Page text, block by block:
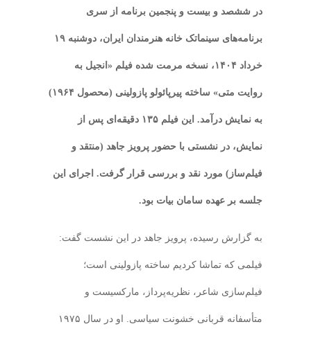
در ششصد و بیست و پنجمین برنامه از سری
برنامه‌های سینماتک خانه هنرمندان ایران، دوشنبه ۱۹
خرداد ۱۴۰۴، نسخه مرمت‌ شده فیلم «انجیل به
روایت متی» ساخته پیرپائولو پازولینی (محصول ۱۹۶۴)
به نمایش درآمد. این فیلم ۱۳۵ دقیقه‌ای پس از
نمایش، در نشستی با حضور پرویز جاهد (منتقد و
فیلم‌ساز) مورد نقد و بررسی قرار گرفت. اجرای این
جلسه بر عهده سامان بیات بود.
به گزارش رسیده، پرویز جاهد در این نشست گفت:
فیلمی که تماشا کردیم ساخته پازولینی است؛
فیلم‌سازی شاعر، نظریه‌پرداز، مارکسیست و
متأسفانه قربانی خشونت سیاسی. او در سال ۱۹۷۵